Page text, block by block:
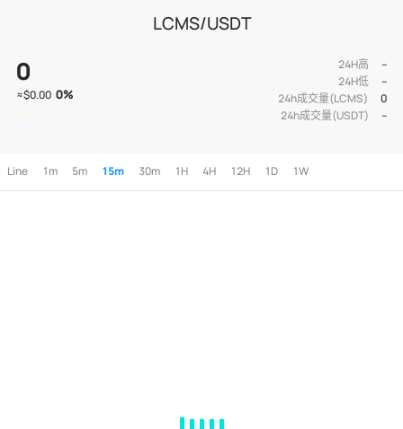
LCMS/USDT
0
≈$0.00 0%
24H高
--
24H低
--
24h成交量(LCMS)
0
24h成交量(USDT)
--
Line 1m 5m 15m 30m 1H 4H 12H 1D 1W